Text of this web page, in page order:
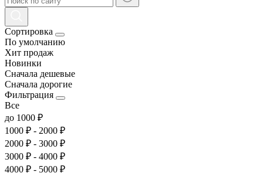
Сортировка
По умолчанию
Хит продаж
Новинки
Сначала дешевые
Сначала дорогие
Фильтрация
Все
до 1000 ₽
1000 ₽ - 2000 ₽
2000 ₽ - 3000 ₽
3000 ₽ - 4000 ₽
4000 ₽ - 5000 ₽